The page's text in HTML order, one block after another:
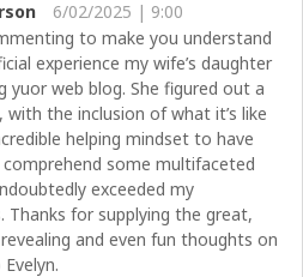
6/02/2025 | 9:00
to make you understand
experience my wife’s daughter
yuor web blog. She figured out a
the inclusion of what it’s like
helping mindset to have
some multifaceted
exceeded my
Thanks for supplying the great,
and even fun thoughts on